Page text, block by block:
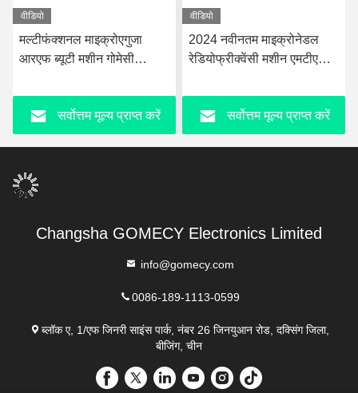
वीडियो
मल्टीफंक्शनल माइक्रोएगुजा
आरएफ ब्यूटी मशीन गोमेसी
सर्वोत्तम मूल्य प्राप्त करें
वीडियो
2024 नवीनतम माइक्रोनेडल
रेडियोफ्रीक्वेंसी मशीन एमटीएस
माइक्रोनेडल एंटी एजिंग मशीन
चीन फैक्टरीसर्वोत्तम मूल्य प्राप्त करें
Changsha GOMECY Electronics Limited
info@gomecy.com
0086-189-1113-0599
ब्लॉक ए, 1/एफ जिनरी साइंस पार्क, नंबर 26 जिनयुआन रोड, दक्सिंग जिला,
बीजिंग, चीन